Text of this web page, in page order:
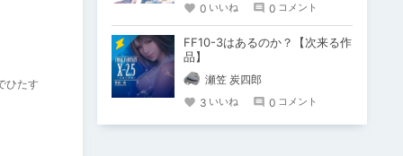
ひたす
0 いいね 0 コメント
FF10-3はあるのか？【次来る作
品】
瀬笠 炭四郎
3 いいね 0 コメント